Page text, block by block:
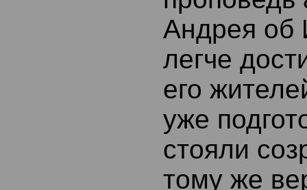
Андрея об
легче
его
уже
стояли
тому же